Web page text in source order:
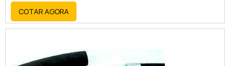
fabricadas com reforços metálicos
internos e revestimento flexível em
borracha para que durante a utilização
mesmo tempo,Garantia de qualidadeAs
COTAR AGORA